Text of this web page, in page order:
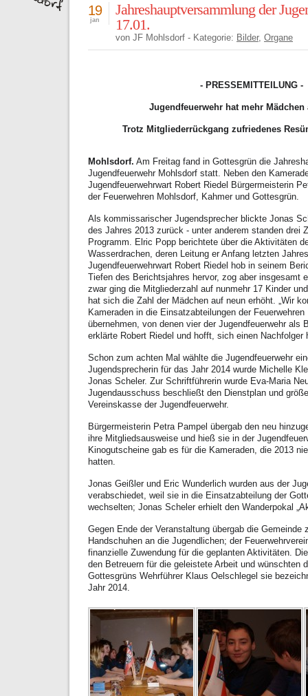
Jahreshauptversammlung der
17.01.
19
jan
von JF Mohlsdorf - Kategorie: Bilder, Organe
- PRESSEMITTEILUNG -
Jugendfeuerwehr hat mehr Mädchen
Trotz Mitgliederrückgang zufriedenes
Mohlsdorf. Am Freitag fand in Gottesgrün die
Jugendfeuerwehr Mohlsdorf statt. Neben den
Jugendfeuerwehrwart Robert Riedel Bürgermeisterin
der Feuerwehren Mohlsdorf, Kahmer und Gottesgrün.
Als kommissarischer Jugendsprecher blickte Jonas
des Jahres 2013 zurück - unter anderem standen drei
Programm. Elric Popp berichtete über die Aktivitäten
Wasserdrachen, deren Leitung er Anfang letzten
Jugendfeuerwehrwart Robert Riedel hob in seinem
Tiefen des Berichtsjahres hervor, zog aber insgesamt
zwar ging die Mitgliederzahl auf nunmehr 17 Kinder
hat sich die Zahl der Mädchen auf neun erhöht. „Wir
Kameraden in die Einsatzabteilungen der
übernehmen, von denen vier der Jugendfeuerwehr als
erklärte Robert Riedel und hofft, sich einen Nachfolger
Schon zum achten Mal wählte die Jugendfeuerwehr
Jugendsprecherin für das Jahr 2014 wurde Michelle
Jonas Scheler. Zur Schriftführerin wurde Eva-Maria
Jugendausschuss beschließt den Dienstplan und
Vereinskasse der Jugendfeuerwehr.
Bürgermeisterin Petra Pampel übergab den neu
ihre Mitgliedsausweise und hieß sie in der
Kinogutscheine gab es für die Kameraden, die 2013
hatten.
Jonas Geißler und Eric Wunderlich wurden aus der
verabschiedet, weil sie in die Einsatzabteilung der
wechselten; Jonas Scheler erhielt den Wanderpokal
Gegen Ende der Veranstaltung übergab die Gemeinde
Handschuhen an die Jugendlichen; der
finanzielle Zuwendung für die geplanten Aktivitäten.
den Betreuern für die geleistete Arbeit und wünschten
Gottesgrüns Wehrführer Klaus Oelschlegel sie
Jahr 2014.